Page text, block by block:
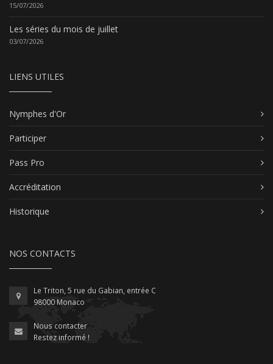
15/07/2026
Les séries du mois de juillet
03/07/2026
LIENS UTILES
Nymphes d'Or
Participer
Pass Pro
Accréditation
Historique
NOS CONTACTS
Le Triton, 5 rue du Gabian, entrée C
98000 Monaco
Nous contacter
Restez informé !